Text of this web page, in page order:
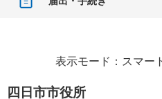
表示モード：スマー
四日市市役所